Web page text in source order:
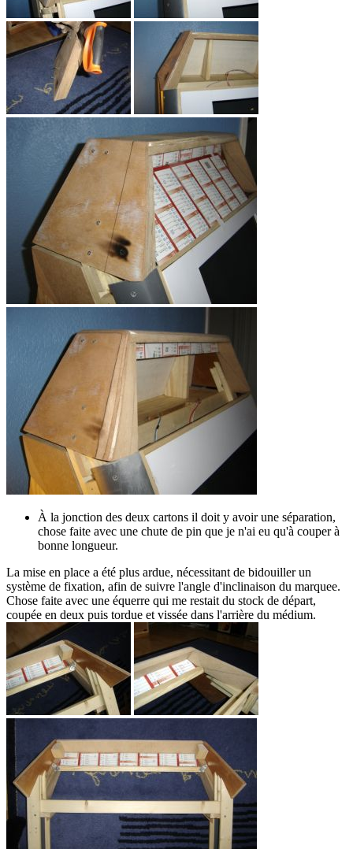
À la jonction des deux cartons il doit y avoir une séparation,
chose faite avec une chute de pin que je n'ai eu qu'à couper à
bonne longueur.
La mise en place a été plus ardue, nécessitant de bidouiller un
système de fixation, afin de suivre l'angle d'inclinaison du marquee.
Chose faite avec une équerre qui me restait du stock de départ,
coupée en deux puis tordue et vissée dans l'arrière du médium.